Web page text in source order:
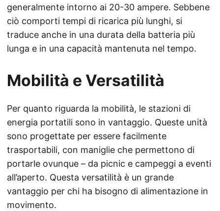
generalmente intorno ai 20-30 ampere. Sebbene
ciò comporti tempi di ricarica più lunghi, si
traduce anche in una durata della batteria più
lunga e in una capacità mantenuta nel tempo.
Mobilità e Versatilità
Per quanto riguarda la mobilità, le stazioni di
energia portatili sono in vantaggio. Queste unità
sono progettate per essere facilmente
trasportabili, con maniglie che permettono di
portarle ovunque – da picnic e campeggi a eventi
all’aperto. Questa versatilità è un grande
vantaggio per chi ha bisogno di alimentazione in
movimento.